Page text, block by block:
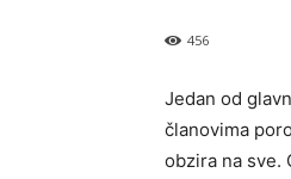
456
Jedan od
članovima
obzira na sve.